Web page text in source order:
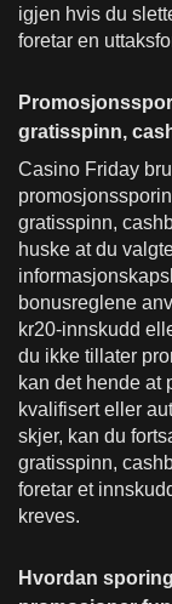
igjen hvis du
foretar en
gratisspinn,
Casino Friday
gratisspinn,
huske at du
bonusreglene
kr20-innskudd
du ikke tillater
kan det hende at
kvalifisert eller
skjer, kan du
gratisspinn,
foretar et
kreves.
Hvordan